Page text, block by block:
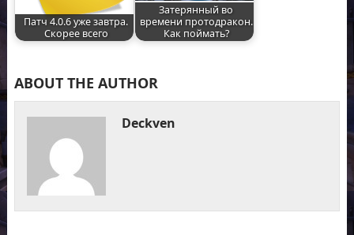
Патч 4.0.6 уже завтра.
Скорее всего
Затерянный во
времени протодракон.
Как поймать?
ABOUT THE AUTHOR
Deckven